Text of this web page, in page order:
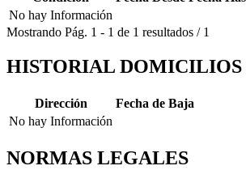
No hay Información
Mostrando Pág. 1 - 1 de 1 resultados / 1
HISTORIAL DOMICILIOS
Dirección
Fecha de Baja
No hay Información
NORMAS LEGALES